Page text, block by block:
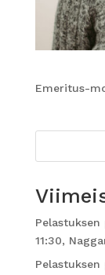
Emeritus-
11:30,